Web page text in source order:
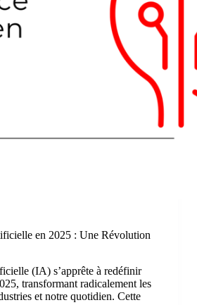
en 2025 : Une Révolution
(IA) s’apprête à redéfinir
transformant radicalement les
et notre quotidien. Cette